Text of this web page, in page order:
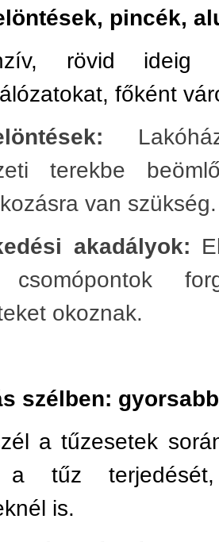
pincék,
rövid ideig
főként
terekbe
van szükség.
akadályok:
okoznak.
szélben:
a tűzesetek
a tűz
is.